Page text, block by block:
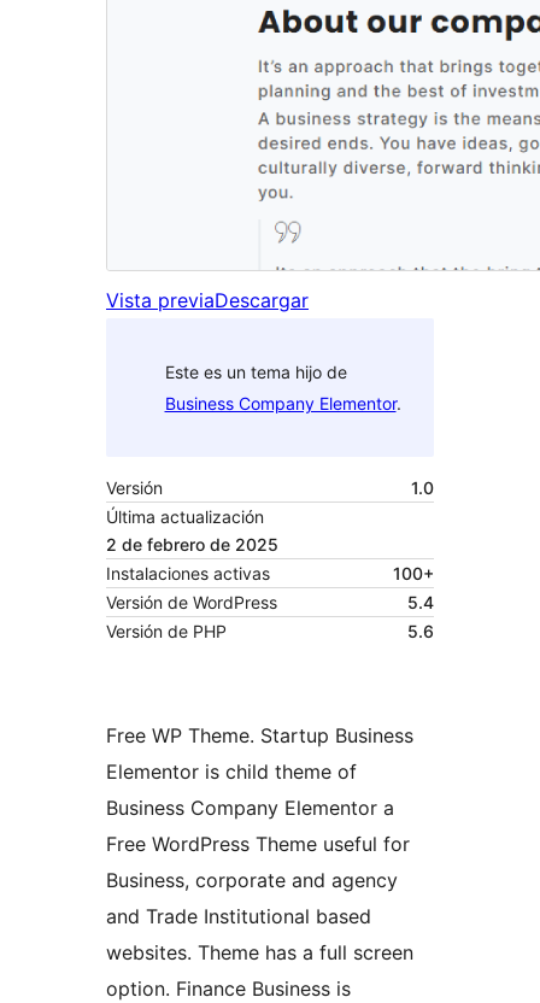
Vista previaDescargar
Este es un tema hijo de
Business Company Elementor.
Versión
1.0
Última actualización
2 de febrero de 2025
Instalaciones activas
100+
Versión de WordPress
5.4
Versión de PHP
5.6
Free WP Theme. Startup Business
Elementor is child theme of
Business Company Elementor a
Free WordPress Theme useful for
Business, corporate and agency
and Trade Institutional based
websites. Theme has a full screen
option. Finance Business is